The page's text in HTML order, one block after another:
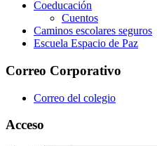
Coeducación
Cuentos
Caminos escolares seguros
Escuela Espacio de Paz
Correo Corporativo
Correo del colegio
Acceso